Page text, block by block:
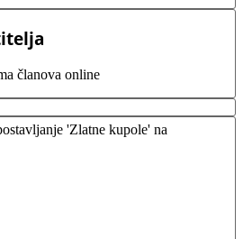
članova online
'Zlatne kupole' na